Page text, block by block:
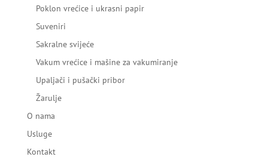
Poklon vrećice i ukrasni papir
Suveniri
Sakralne svijeće
Vakum vrećice i mašine za vakumiranje
Upaljači i pušački pribor
Žarulje
O nama
Usluge
Kontakt